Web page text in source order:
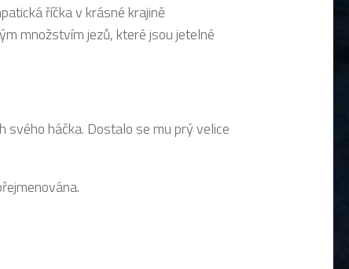
říčka v krásné krajině
množstvím jezů, které jsou jetelné
svého háčka. Dostalo se mu prý velice